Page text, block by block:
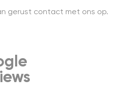
gerust contact met ons op.